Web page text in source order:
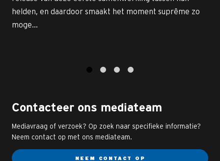
helden, en daardoor smaakt het moment suprême zo
moge...
Contacteer ons mediateam
Mediavraag of verzoek? Op zoek naar specifieke informatie?
Neem contact op met ons mediateam.
NEEM CONTACT OP